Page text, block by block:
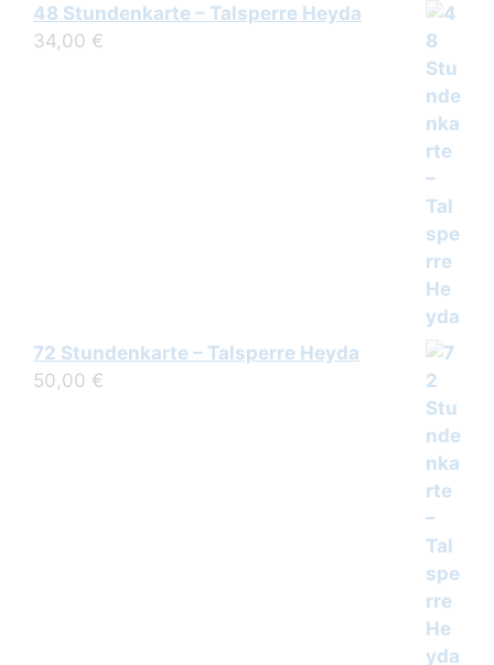
48 Stundenkarte – Talsperre Heyda
34,00 €
72 Stundenkarte – Talsperre Heyda
50,00 €